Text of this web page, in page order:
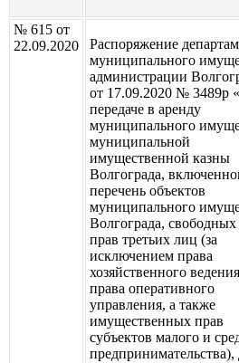
№ 615 от
22.09.2020
Распоряжение
муниципального
администрации
от 17.09.2020 № 3489р
передаче в аренду
муниципального
муниципальной
имущественной казны
Волгограда,
перечень объектов
муниципального
Волгограда, свободных
прав третьих лиц (за
исключением права
хозяйственного
права оперативного
управления, а также
имущественных прав
субъектов малого и
предпринимательства),